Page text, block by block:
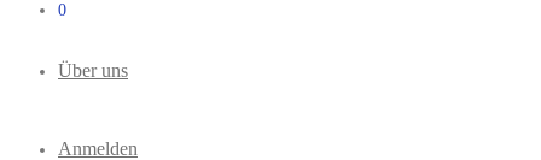
0
Über uns
Anmelden